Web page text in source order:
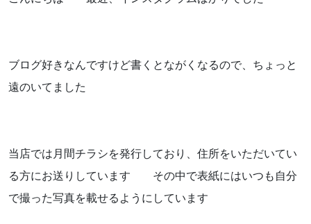
お知らせ
ブログ好きなんですけど書くとながくなるので、ちょっと
遠のいてました
当店では月間チラシを発行しており、住所をいただいてい
る方にお送りしています その中で表紙にはいつも自分
で撮った写真を載せるようにしています